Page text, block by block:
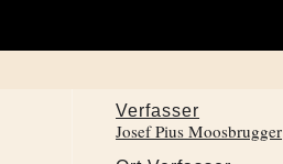
Verfasser
Josef Pius Moosbrugger